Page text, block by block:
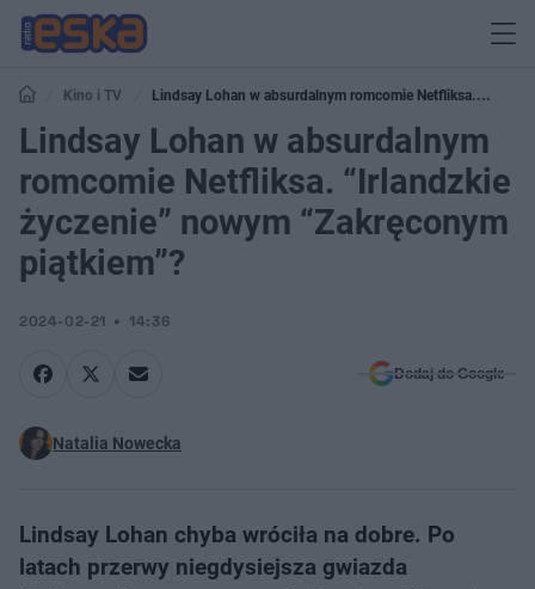
Kino i TV
Lindsay Lohan w absurdalnym romcomie Netfliksa.
“Irlandzkie życzenie” nowym “Zakręconym piątkiem”?
Lindsay Lohan w absurdalnym
romcomie Netfliksa. “Irlandzkie
życzenie” nowym “Zakręconym
piątkiem”?
2024-02-21 14:36
Dodaj do Google
Natalia Nowecka
Lindsay Lohan chyba wróciła na dobre. Po
latach przerwy niegdysiejsza gwiazda